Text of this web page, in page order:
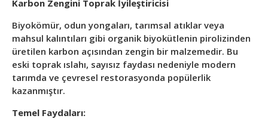
Karbon Zengini Toprak İyileştiricisi
Biyokömür, odun yongaları, tarımsal atıklar veya
mahsul kalıntıları gibi organik biyokütlenin pirolizinden
üretilen karbon açısından zengin bir malzemedir. Bu
eski toprak ıslahı, sayısız faydası nedeniyle modern
tarımda ve çevresel restorasyonda popülerlik
kazanmıştır.
Temel Faydaları: